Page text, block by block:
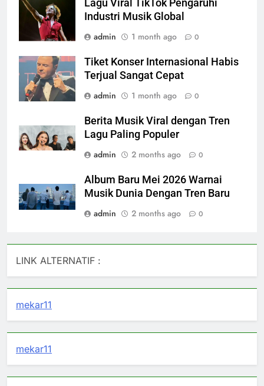
Lagu Viral TikTok Pengaruhi
Industri Musik Global
admin
1 month ago 0
Tiket Konser Internasional Habis
Terjual Sangat Cepat
admin
1 month ago 0
Berita Musik Viral dengan Tren
Lagu Paling Populer
admin
2 months ago 0
Album Baru Mei 2026 Warnai
Musik Dunia Dengan Tren Baru
admin
2 months ago 0
LINK ALTERNATIF :
mekar11
mekar11